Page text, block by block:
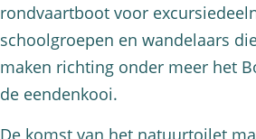
rondvaartboot voor
schoolgroepen en wandelaars
maken richting onder meer het
de eendenkooi.
De komst van het natuurtoilet